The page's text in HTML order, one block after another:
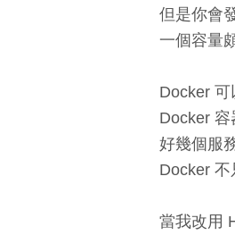
但是你會
一個容量
Docker
Docker
好幾個服
Docker 不
當我改用